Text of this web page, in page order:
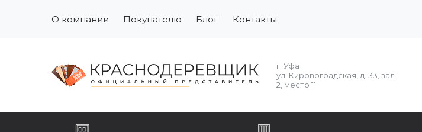
О компании Покупателю Блог Контакты
г. Уфа
ул. Кировоградская, д. 33, зал
2, место 11